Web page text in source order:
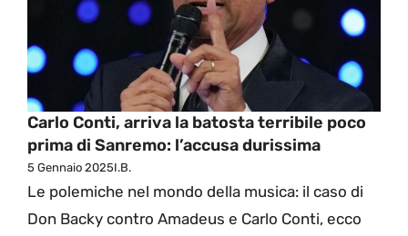
Carlo Conti, arriva la batosta terribile poco
prima di Sanremo: l’accusa durissima
5 Gennaio 2025I.B.
Le polemiche nel mondo della musica: il caso di
Don Backy contro Amadeus e Carlo Conti, ecco